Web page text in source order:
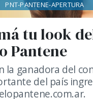
tu look
Pantene
la ganadora del
del país
PNT-PANTENE-APERTURA